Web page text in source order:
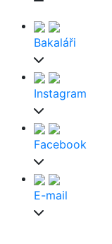
Bakaláři
Instagram
Facebook
E-mail